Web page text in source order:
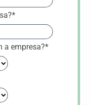
a empresa?*